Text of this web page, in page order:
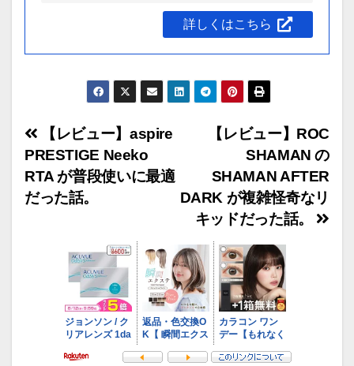
詳しくはこちら
投
稿
ナ
【レビュー】ROC
SHAMAN の
SHAMAN AFTER
DARK が複雑怪奇なリ
キッドだった話。
【レビュー】aspire
PRESTIGE Neeko
RTA が普段使いに最適
だった話。